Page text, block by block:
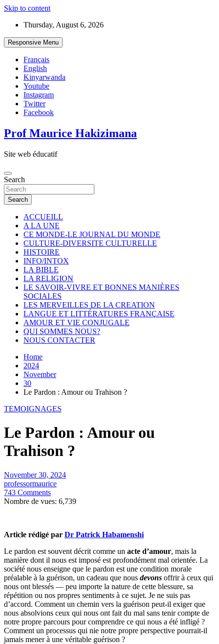
Skip to content
Thursday, August 6, 2026
Responsive Menu
Français
English
Kinyarwanda
Youtube
Instagram
Twitter
Facebook
Prof Maurice Hakizimana
Site web éducatif
Search
Search
ACCUEILL
A LA UNE
CE MONDE-LE JOURNAL DU MONDE
CULTURE-DIVERSITE CULTURELLE
HISTOIRE
INFO/INTOX
LA BIBLE
LA RELIGION
LE SAVOIR-VIVRE ET BONNES MANIÈRES
SOCIALES
LES MERVEILLES DE LA CREATION
LANGUE ET LITTÉRATURES FRANÇAISE
AMOUR ET VIE CONJUGALE
QUI SOMMES NOUS?
NOUS CONTACTER
Home
2024
November
30
Le Pardon : Amour ou Trahison ?
TEMOIGNAGES
Le Pardon : Amour ou
Trahison ?
November 30, 2024
professormaurice
743 Comments
Nombre de vues: 6,739
Article rédigé par Dr Patrick Habamenshi
Le pardon est souvent décrit comme un acte d’amour, mais la
manière dont il nous est imposé est profondément mal orientée. La
société nous enseigne que le pardon est une condition morale
préalable à la guérison, un cadeau que nous devons offrir à ceux qui
nous ont blessés — peu importe la nature de cette blessure, sa
répétition ou nos propres sentiments à ce sujet. Je ne suis pas
d’accord. Comment un chemin vers la guérison peut-il exiger que
nous absolvions ceux qui nous ont fait du mal sans tenir compte de
notre propre parcours pour comprendre ce qui nous a été infligé ?
Comment un processus qui nie notre propre perspective pourrait-il
jamais mener à une véritable guérison ?